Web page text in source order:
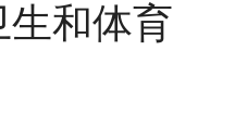
和体育